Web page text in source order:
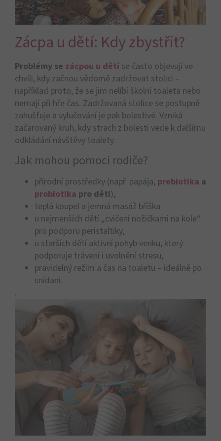
Zácpa u dětí: Kdy zbystřit?
Problémy se zácpou u dětí se často objevují ve
chvíli, kdy začnou vědomě zadržovat stolici –
například proto, že se jim nelíbí školní toaleta nebo
nemají při hře čas. Zadržovaná stolice se postupně
zahušťuje a vylučování je pak bolestivé. Vzniká
začarovaný kruh, kdy strach z bolesti vede k dalšímu
odkládání návštěvy toalety.
Jak mohou pomoci rodiče?
přírodní prostředky (např. papája, prebiotika a
probiotika pro děti),
teplá koupel a jemná masáž bříška
u nejmenších dětí „cvičení nožičkami na kole“
pro podporu peristaltiky,
u starších dětí aktivní pohyb venku, který
podporuje trávení i uvolnění stresu,
pravidelný režim a čas na toaletu – ideálně po
snídani.
.